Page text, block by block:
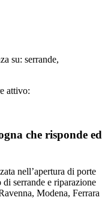
su: serrande,
attivo:
che risponde ed
nell’apertura di porte
serrande e riparazione
Modena, Ferrara